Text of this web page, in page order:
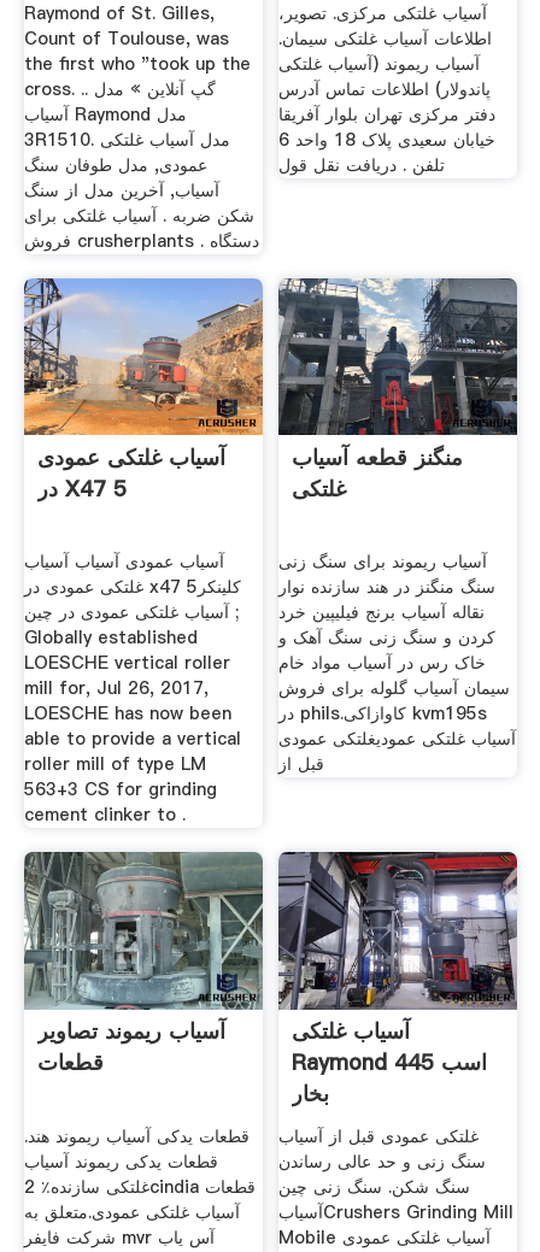
Raymond of St. Gilles,
Count of Toulouse, was
the first who "took up the
cross. .. گپ آنلاین » مدل
آسیاب Raymond مدل
3R1510. مدل آسیاب غلتکی
عمودی, مدل طوفان سنگ
آسیاب, آخرین مدل از سنگ
شکن ضربه . آسیاب غلتکی برای
فروش crusherplants . دستگاه
آسیاب غلتکی مرکزی. تصویر،
اطلاعات آسیاب غلتکی سیمان.
آسیاب ریموند (آسیاب غلتکی
پاندولار) اطلاعات تماس آدرس
دفتر مرکزی تهران بلوار آفریقا
خیابان سعیدی پلاک 18 واحد 6
تلفن . دریافت نقل قول
آسیاب غلتکی عمودی
در X47 5
آسیاب عمودی آسیاب آسیاب
غلتکی عمودی در x47 5کلینکر
آسیاب غلتکی عمودی در چین ;
Globally established
LOESCHE vertical roller
mill for, Jul 26, 2017,
LOESCHE has now been
able to provide a vertical
roller mill of type LM
563+3 CS for grinding
cement clinker to .
منگنز قطعه آسیاب
غلتکی
آسیاب ریموند برای سنگ زنی
سنگ منگنز در هند سازنده نوار
نقاله آسیاب برنج فیلیپین خرد
کردن و سنگ زنی سنگ آهک و
خاک رس در آسیاب مواد خام
سیمان آسیاب گلوله برای فروش
در phils.کاوازاکی kvm195s
آسیاب غلتکی عمودیغلتکی عمودی
قبل از
آسیاب ریموند تصاویر
قطعات
قطعات یدکی آسیاب ریموند هند.
قطعات یدکی ریموند آسیاب
غلتکی سازنده٪ 2cindia قطعات
آسیاب غلتکی عمودی.متعلق به
شرکت فایفر mvr آس یاب
آسیاب غلتکی
Raymond 445 اسب
بخار
غلتکی عمودی قبل از آسیاب
سنگ زنی و حد عالی رساندن
سنگ شکن. سنگ زنی چین
آسیابCrushers Grinding Mill
Mobile آسیاب غلتکی عمودی